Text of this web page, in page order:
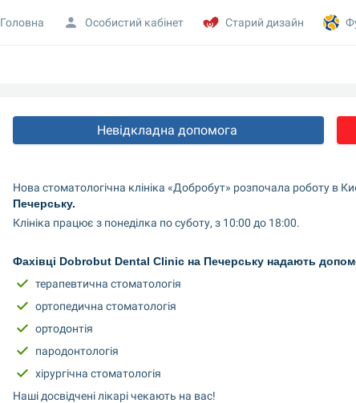
Невідкладна допомога
Нова стоматологічна клініка «Добробут» розпочала роботу в
Печерську.
Клініка працює з понеділка по суботу, з 10:00 до 18:00.
Фахівці Dobrobut Dental Clinic на Печерську надають
терапевтична стоматологія
ортопедична стоматологія
ортодонтія
пародонтологія
хірургічна стоматологія
Наші досвідчені лікарі чекають на вас!
Головна Особистий кабінет Старий дизайн